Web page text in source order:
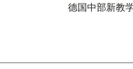
德国中部新教